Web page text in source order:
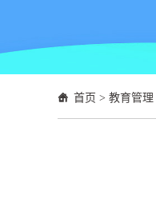
首页 > 教育管理